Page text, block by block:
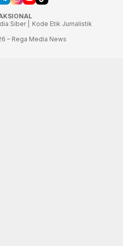
Siber |
Kode Etik Jurnalistik
– Rega Media News